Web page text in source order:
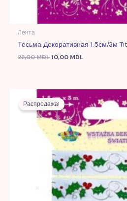
Лента
Тесьма Декоративная 1.5см/3м
22,00MDL10,00 MDL
Распродажа!
Первоначальная
цена
составляла
22,00 MDL.
цена:
10,00 MDL.